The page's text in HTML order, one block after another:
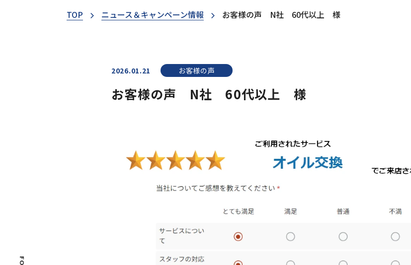
TOP ニュース＆キャンペーン情報 お客様の声 N社 60代以上 様
2026.01.21 お客様の声
お客様の声 N社 60代以上 様